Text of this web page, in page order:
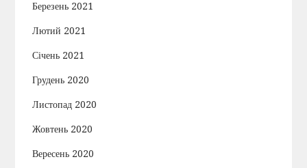
Березень 2021
Лютий 2021
Січень 2021
Грудень 2020
Листопад 2020
Жовтень 2020
Вересень 2020